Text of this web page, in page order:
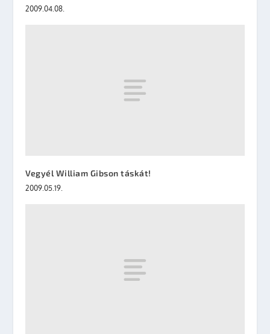
2009.04.08.
Vegyél William Gibson táskát!
2009.05.19.